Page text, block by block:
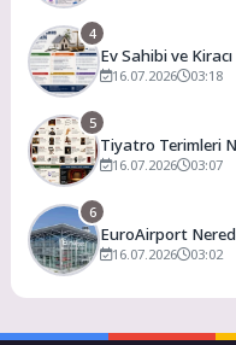
4
Ev Sahibi ve
Artış Sınırları ve
16.07.2026 03:18
5
Tiyatro Terimleri
Kavramları ve
16.07.2026 03:07
6
EuroAirport
Havalimanı Rehberi
16.07.2026 03:02